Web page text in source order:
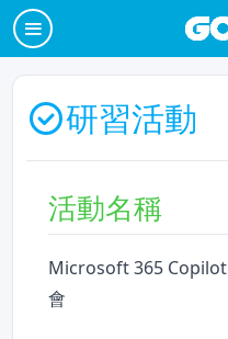
研習活動
活動名稱
Microsoft 365 Copilot
會